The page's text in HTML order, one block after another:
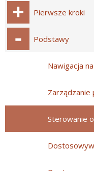
Pierwsze kroki
Podstawy
Nawigacja
Zarządzanie
Sterowanie